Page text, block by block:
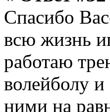
Спасибо
всю жизнь
работаю
волейболу
ними на